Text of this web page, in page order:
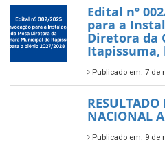
Edital nº
para a
Diretora da
Itapissuma,
Publicado em: 7 de
NACIONAL
Publicado em: 9 de